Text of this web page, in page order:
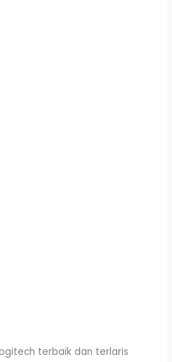
terbaik dan terlaris